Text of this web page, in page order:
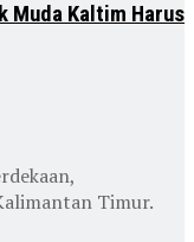
Muda Kaltim Harus
Timur.